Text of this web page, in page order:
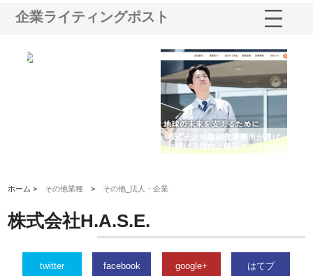
企業ライティングポスト
株式会社地盤調査事務所が選ば
れ続ける理由と建設コンサルの
強み
ホーム > その他業種 > その他_法人・企業
株式会社H.A.S.E.
twitter facebook google+ はてブ